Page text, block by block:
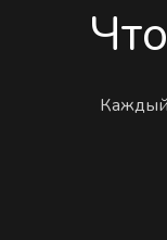
Каждый